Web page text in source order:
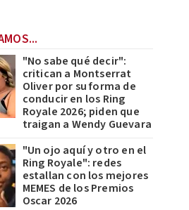
"No sabe qué decir":
critican a Montserrat
Oliver por su forma de
conducir en los Ring
Royale 2026; piden que
traigan a Wendy Guevara
"Un ojo aquí y otro en el
Ring Royale": redes
estallan con los mejores
MEMES de los Premios
Oscar 2026